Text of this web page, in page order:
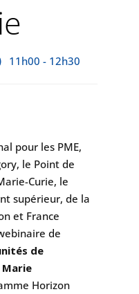
11h00 - 12h30
pour les PME,
le Point de
Curie, le
supérieur, de la
et France
de
de
Horizon